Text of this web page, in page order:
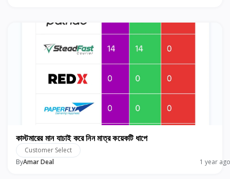
কাস্টমারের মান যাচাই করে নিন মাত্র কয়েকটি ধাপে
Customer Select
ByAmar Deal 1 year ago